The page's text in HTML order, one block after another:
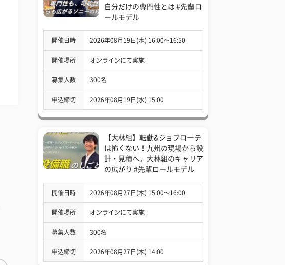
自分だけの専門性とは #先輩ロ
ールモデル
開催日時 2026年08月19日(水) 16:00〜16:50
開催場所 オンラインにて実施
募集人数 300名
申込締切 2026年08月19日(水) 15:00
【大林組】転勤&ジョブローテ
は怖くない！九州の現場から設
計・見積へ。大林組のキャリア
の広がり #先輩ロールモデル
開催日時 2026年08月27日(木) 15:00〜16:00
開催場所 オンラインにて実施
募集人数 300名
申込締切 2026年08月27日(木) 14:00